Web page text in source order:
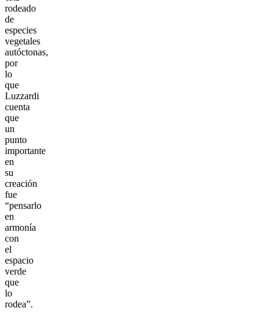
rodeado
de
especies
vegetales
autóctonas,
por
lo
que
Luzzardi
cuenta
que
un
punto
importante
en
su
creación
fue
“pensarlo
en
armonía
con
el
espacio
verde
que
lo
rodea”.